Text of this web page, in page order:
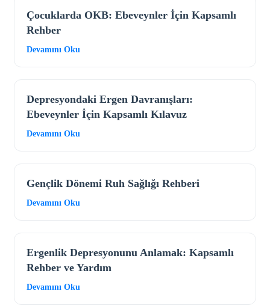
Çocuklarda OKB: Ebeveynler İçin Kapsamlı
Rehber
Devamını Oku
Depresyondaki Ergen Davranışları:
Ebeveynler İçin Kapsamlı Kılavuz
Devamını Oku
Gençlik Dönemi Ruh Sağlığı Rehberi
Devamını Oku
Ergenlik Depresyonunu Anlamak: Kapsamlı
Rehber ve Yardım
Devamını Oku